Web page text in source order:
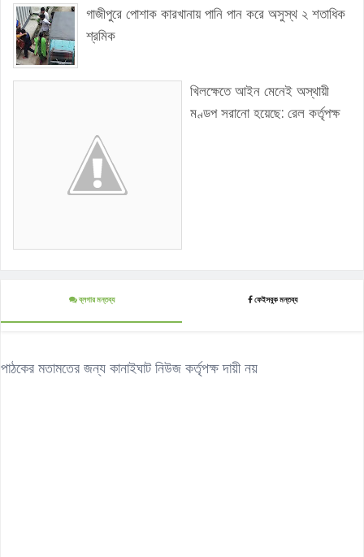
গাজীপুরে পোশাক কারখানায় পানি পান করে অসুস্থ ২ শতাধিক
শ্রমিক
খিলক্ষেতে আইন মেনেই অস্থায়ী
মণ্ডপ সরানো হয়েছে: রেল কর্তৃপক্ষ
ব্লগার মন্তব্য ফেইসবুক মন্তব্য
পাঠকের মতামতের জন্য কানাইঘাট নিউজ কর্তৃপক্ষ দায়ী নয়